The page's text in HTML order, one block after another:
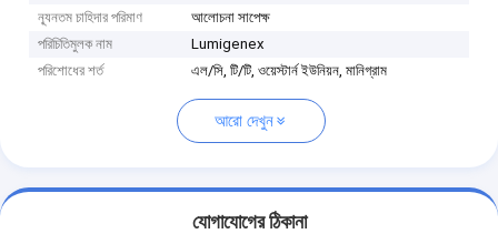
ন্যূনতম চাহিদার পরিমাণ
আলোচনা সাপেক্ষ
পরিচিতিমুলক নাম
Lumigenex
পরিশোধের শর্ত
এল/সি, টি/টি, ওয়েস্টার্ন ইউনিয়ন, মানিগ্রাম
আরো দেখুন
যোগাযোগের ঠিকানা